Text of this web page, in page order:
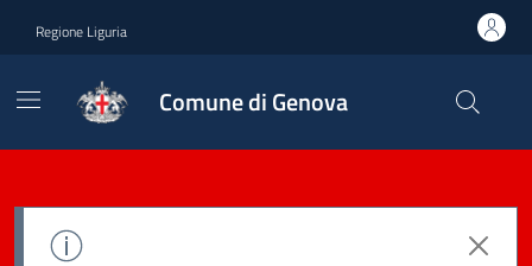
Regione Liguria
Comune di Genova